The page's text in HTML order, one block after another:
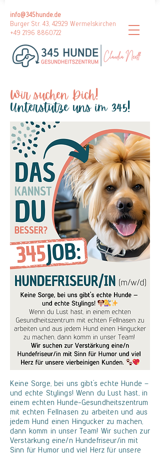
info@345hunde.de
Burger Str. 43, 42929 Wermelskirchen
+49 2196 8860722
Wir suchen Dich!
Unterstütze uns im 345!
Keine Sorge, bei uns gibt’s echte Hunde –
und echte Stylings! Wenn du Lust hast, in
einem echten Hunde-Gesundheitszentrum
mit echten Fellnasen zu arbeiten und aus
jedem Hund einen Hingucker zu machen,
dann komm in unser Team! Wir suchen zur
Verstärkung eine/n Hundefriseur/in mit
Sinn für Humor und viel Herz für unsere